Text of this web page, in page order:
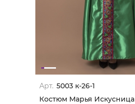
Арт. 5003 к-26-1
Костюм Марья Искусница